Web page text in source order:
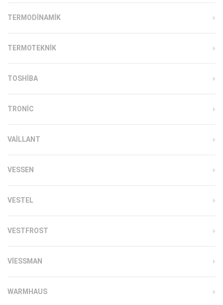
TERMODINAMIK
TERMOTEKNIK
TOSHIBA
TRONIC
VAILLANT
VESSEN
VESTEL
VESTFROST
VIESSMAN
WARMHAUS